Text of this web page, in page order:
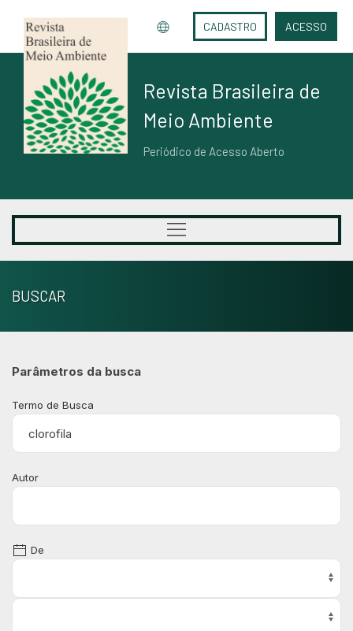
CADASTRO ACESSO
Revista Brasileira de
Meio Ambiente
Periódico de Acesso Aberto
BUSCAR
Parâmetros da busca
Termo de Busca
Autor
De